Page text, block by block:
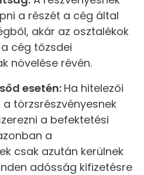
a részét a cég által
akár az osztalékok
cég tőzsdei
növelése révén.
esetén:Ha hitelezői
törzsrészvényesnek
a befektetési
a
csak azután kerülnek
adósság kifizetésre